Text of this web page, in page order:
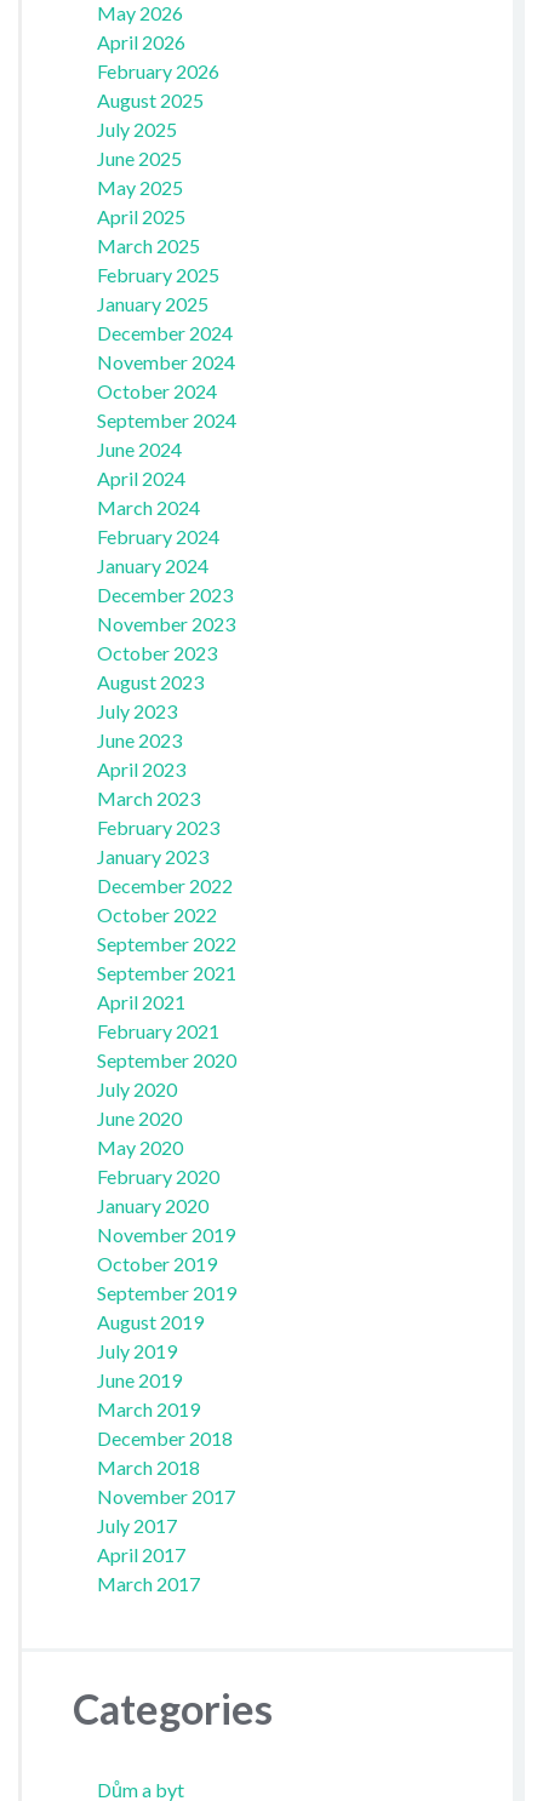
May 2026
April 2026
February 2026
August 2025
July 2025
June 2025
May 2025
April 2025
March 2025
February 2025
January 2025
December 2024
November 2024
October 2024
September 2024
June 2024
April 2024
March 2024
February 2024
January 2024
December 2023
November 2023
October 2023
August 2023
July 2023
June 2023
April 2023
March 2023
February 2023
January 2023
December 2022
October 2022
September 2022
September 2021
April 2021
February 2021
September 2020
July 2020
June 2020
May 2020
February 2020
January 2020
November 2019
October 2019
September 2019
August 2019
July 2019
June 2019
March 2019
December 2018
March 2018
November 2017
July 2017
April 2017
March 2017
Categories
Dům a byt